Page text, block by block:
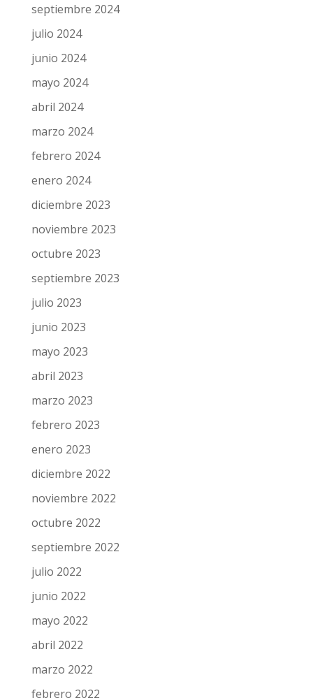
septiembre 2024
julio 2024
junio 2024
mayo 2024
abril 2024
marzo 2024
febrero 2024
enero 2024
diciembre 2023
noviembre 2023
octubre 2023
septiembre 2023
julio 2023
junio 2023
mayo 2023
abril 2023
marzo 2023
febrero 2023
enero 2023
diciembre 2022
noviembre 2022
octubre 2022
septiembre 2022
julio 2022
junio 2022
mayo 2022
abril 2022
marzo 2022
febrero 2022